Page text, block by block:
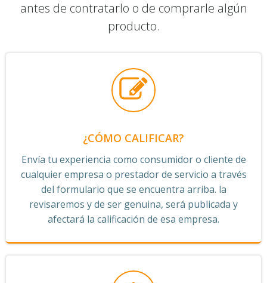
antes de contratarlo o de comprarle algún
producto.
¿CÓMO CALIFICAR?
Envía tu experiencia como consumidor o cliente de
cualquier empresa o prestador de servicio a través
del formulario que se encuentra arriba. la
revisaremos y de ser genuina, será publicada y
afectará la calificación de esa empresa.